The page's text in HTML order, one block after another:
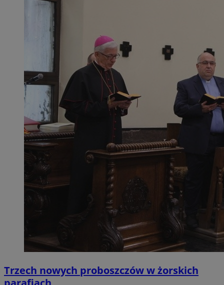
Trzech nowych proboszczów w żorskich